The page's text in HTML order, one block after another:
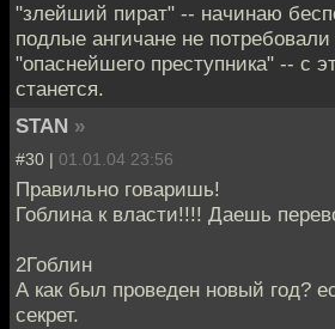
"злейший пират" -- начинаю
подлые ангичане не
"опаснейшего преступника" -- с
станется.
STAN »
#30 | 01.01.04 23:56
Правильно говаришь!
Гоблина к власти!!!! Даешь
2Гоблин
А как был проведен новый год?
секрет.